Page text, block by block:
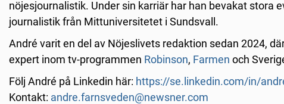
nöjesjournalistik. Under sin karriär har han bevakat stora
journalistik från Mittuniversitetet i Sundsvall.
André varit en del av Nöjeslivets redaktion sedan 2024,
expert inom tv-programmen Robinson, Farmen och
Följ André på Linkedin här: https://se.linkedin.com/in/
Kontakt: andre.farnsveden@newsner.com